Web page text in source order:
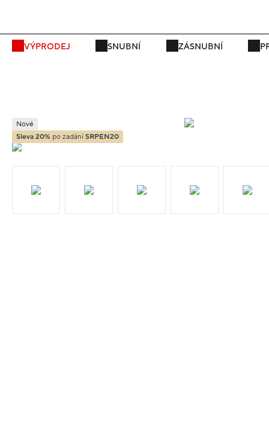
VÝPRODEJ SNUBNÍ ZÁSNUBNÍ
Nové
Sleva 20% po zadání SRPEN20